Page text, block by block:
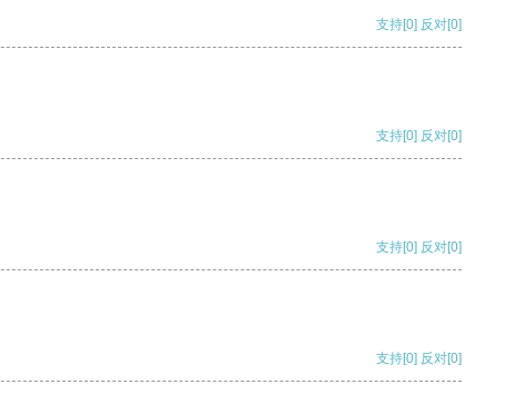
支持[0] 反对[0]
支持[0] 反对[0]
支持[0] 反对[0]
支持[0] 反对[0]